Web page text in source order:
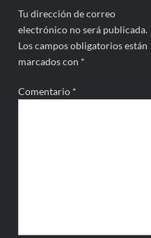
Tu dirección de correo
electrónico no será publicada.
Los campos obligatorios están
marcados con *
Comentario *